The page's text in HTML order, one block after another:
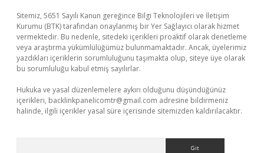
Sitemiz, 5651 Sayılı Kanun gereğince Bilgi Teknolojileri ve İletişim
Kurumu (BTK) tarafından onaylanmış bir Yer Sağlayıcı olarak hizmet
vermektedir. Bu nedenle, sitedeki içerikleri proaktif olarak denetleme
veya araştırma yükümlülüğümüz bulunmamaktadır. Ancak, üyelerimiz
yazdıkları içeriklerin sorumluluğunu taşımakta olup, siteye üye olarak
bu sorumluluğu kabul etmiş sayılırlar.
Hukuka ve yasal düzenlemelere aykırı olduğunu düşündüğünüz
içerikleri, backlinkpanelicomtr@gmail.com adresine bildirmeniz
halinde, ilgili içerikler yasal süre içerisinde sitemizden kaldırılacaktır.